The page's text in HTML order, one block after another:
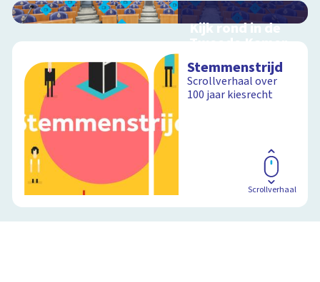
Kijk rond in de
Tweede Kamer
schoolplaat over de
Nederlandse politiek
en democratie
Schoolplaat
Stemmenstrijd
Scrollverhaal over
100 jaar kiesrecht
Scrollverhaal